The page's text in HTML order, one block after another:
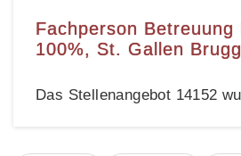
Fachperson Betreuung
100%, St. Gallen
Das Stellenangebot 14152